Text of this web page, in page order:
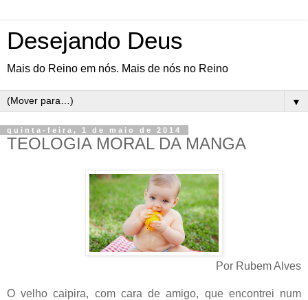
Desejando Deus
Mais do Reino em nós. Mais de nós no Reino
▼
quinta-feira, 1 de maio de 2014
TEOLOGIA MORAL DA MANGA
Por Rubem Alves
O velho caipira, com cara de amigo, que encontrei num